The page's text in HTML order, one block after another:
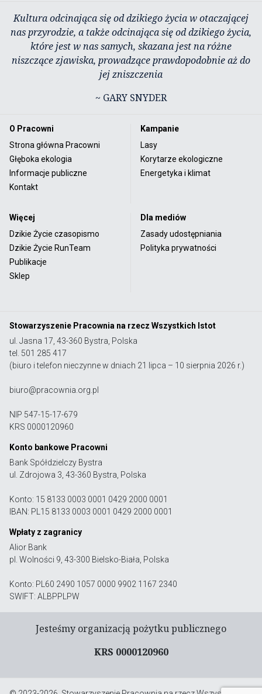
Kultura odcinająca się od dzikiego życia w otaczającej
nas przyrodzie, a także odcinająca się od dzikiego życia,
które jest w nas samych, skazana jest na różne
niszczące zjawiska, prowadzące prawdopodobnie aż do
jej zniszczenia
~ GARY SNYDER
O Pracowni
Strona główna Pracowni
Głęboka ekologia
Informacje publiczne
Kontakt
Kampanie
Lasy
Korytarze ekologiczne
Energetyka i klimat
Więcej
Dzikie Życie czasopismo
Dzikie Życie RunTeam
Publikacje
Sklep
Dla mediów
Zasady udostępniania
Polityka prywatności
Stowarzyszenie Pracownia na rzecz Wszystkich Istot
ul. Jasna 17, 43-360 Bystra, Polska
tel. 501 285 417
(biuro i telefon nieczynne w dniach 21 lipca – 10 sierpnia 2026 r.)
biuro@pracownia.org.pl
NIP 547-15-17-679
KRS 0000120960
Konto bankowe Pracowni
Bank Spółdzielczy Bystra
ul. Zdrojowa 3, 43-360 Bystra, Polska
Konto: 15 8133 0003 0001 0429 2000 0001
IBAN: PL15 8133 0003 0001 0429 2000 0001
Wpłaty z zagranicy
Alior Bank
pl. Wolności 9, 43-300 Bielsko-Biała, Polska
Konto: PL60 2490 1057 0000 9902 1167 2340
SWIFT: ALBPPLPW
Jesteśmy organizacją pożytku publicznego
KRS 0000120960